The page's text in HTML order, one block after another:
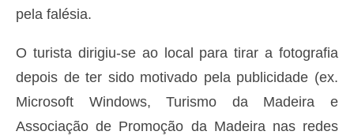
pela falésia.
O turista dirigiu-se ao local para tirar a fotografia
depois de ter sido motivado pela publicidade (ex.
Microsoft Windows, Turismo da Madeira e
Associação de Promoção da Madeira nas redes